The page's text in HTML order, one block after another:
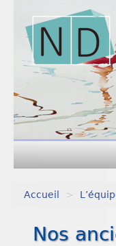
Appels à textes
Accueil >
Nos